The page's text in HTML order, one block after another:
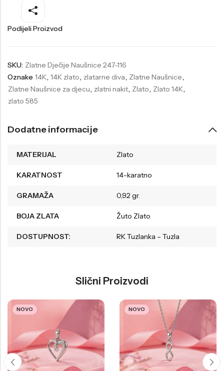
Podijeli Proizvod
SKU: Zlatne Dječije Naušnice 247-116
Oznake 14K, 14K zlato, zlatarne diva, Zlatne Naušnice,
Zlatne Naušnice za djecu, zlatni nakit, Zlato, Zlato 14K,
zlato 585
Dodatne informacije
MATERIJAL Zlato
KARATNOST 14-karatno
GRAMAŽA 0,92 gr.
BOJA ZLATA Žuto Zlato
DOSTUPNOST: RK Tuzlanka – Tuzla
Slični Proizvodi
NOVO NOVO
Welder
Liu-Jo
Daniel Klein
Festina
UP!
Wesse
Daisy Dixon
Liu-Jo
Diesel
Versus